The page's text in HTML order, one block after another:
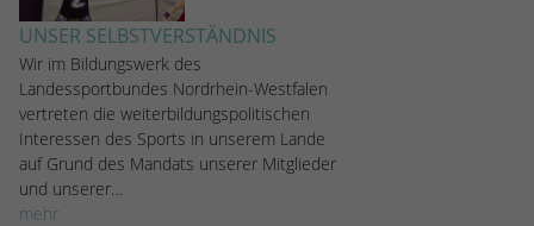
UNSER SELBSTVERSTÄNDNIS
Wir im Bildungswerk des
Landessportbundes Nordrhein-Westfalen
vertreten die weiterbildungspolitischen
Interessen des Sports in unserem Lande
auf Grund des Mandats unserer Mitglieder
und unserer…
mehr
Google Tag Manager, um die gezielte
Anzeigenplatzierung zu vereinfachen.